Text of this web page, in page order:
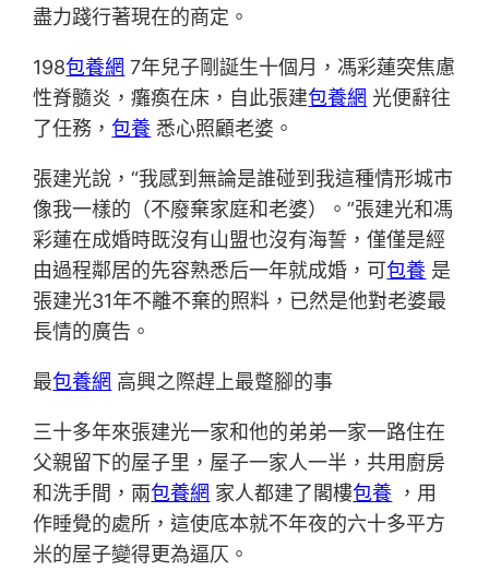
盡力踐行著現在的商定。
198包養網 7年兒子剛誕生十個月，馮彩蓮突焦慮
性脊髓炎，癱瘓在床，自此張建包養網 光便辭往
了任務，包養 悉心照顧老婆。
張建光說，“我感到無論是誰碰到我這種情形城市
像我一樣的（不廢棄家庭和老婆）。”張建光和馮
彩蓮在成婚時既沒有山盟也沒有海誓，僅僅是經
由過程鄰居的先容熟悉后一年就成婚，可包養 是
張建光31年不離不棄的照料，已然是他對老婆最
長情的廣告。
最包養網 高興之際趕上最蹩腳的事
三十多年來張建光一家和他的弟弟一家一路住在
父親留下的屋子里，屋子一家人一半，共用廚房
和洗手間，兩包養網 家人都建了閣樓包養 ，用
作睡覺的處所，這使底本就不年夜的六十多平方
米的屋子變得更為逼仄。